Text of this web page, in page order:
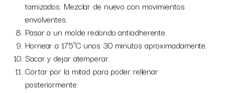
tamizados. Mezclar de nuevo con movimientos
envolventes.
Pasar a un molde redondo antiadherente.
Hornear a 175ºC unos 30 minutos aproximadamente.
Sacar y dejar atemperar.
Cortar por la mitad para poder rellenar
posteriormente.